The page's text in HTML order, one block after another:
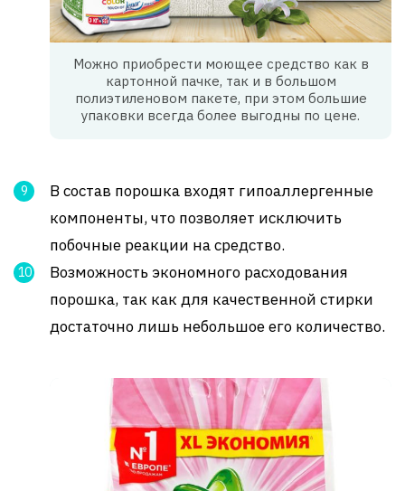
Можно приобрести моющее средство как в
картонной пачке, так и в большом
полиэтиленовом пакете, при этом большие
упаковки всегда более выгодны по цене.
В состав порошка входят гипоаллергенные
компоненты, что позволяет исключить
побочные реакции на средство.
Возможность экономного расходования
порошка, так как для качественной стирки
достаточно лишь небольшое его количество.